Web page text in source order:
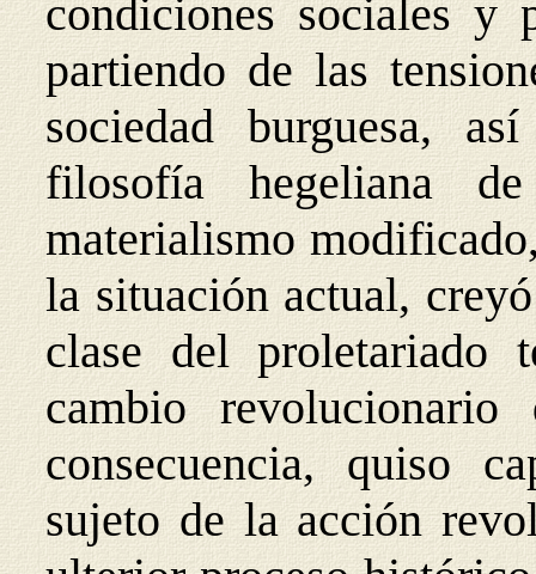
condiciones sociales y
partiendo de las
sociedad burguesa,
filosofía hegeliana
materialismo
la situación actual,
clase del proletariado
cambio
consecuencia, quiso
sujeto de la acción